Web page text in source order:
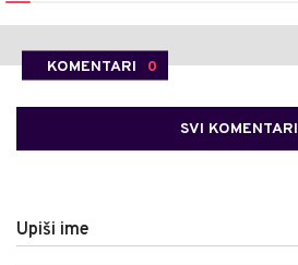
KOMENTARI 0
SVI KOMENTARI
Upiši ime